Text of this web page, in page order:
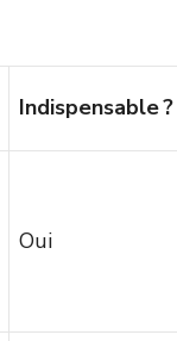
Indispensable ?
Oui